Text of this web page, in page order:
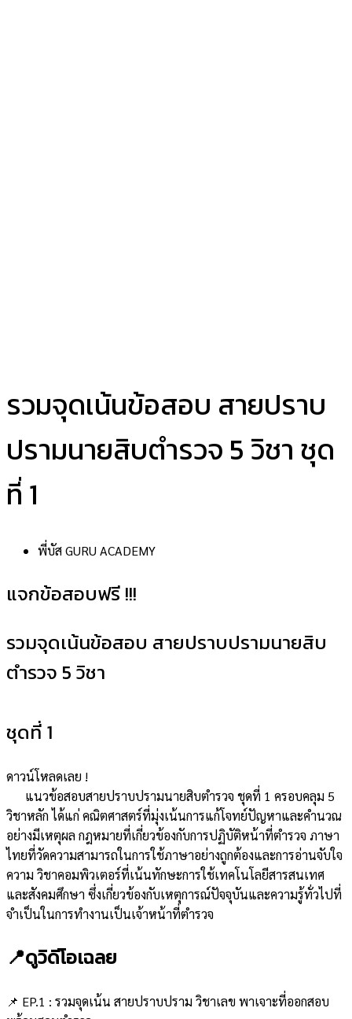
รวมจุดเน้นข้อสอบ สายปราบ
ปรามนายสิบตำรวจ 5 วิชา ชุด
ที่ 1
พี่บัส GURU ACADEMY
แจกข้อสอบฟรี !!!
รวมจุดเน้นข้อสอบ สายปราบปรามนายสิบ
ตำรวจ 5 วิชา
ชุดที่ 1
ดาวน์โหลดเลย !
แนวข้อสอบสายปราบปรามนายสิบตำรวจ ชุดที่ 1 ครอบคลุม 5
วิชาหลัก ได้แก่ คณิตศาสตร์ที่มุ่งเน้นการแก้โจทย์ปัญหาและคำนวณ
อย่างมีเหตุผล กฎหมายที่เกี่ยวข้องกับการปฏิบัติหน้าที่ตำรวจ ภาษา
ไทยที่วัดความสามารถในการใช้ภาษาอย่างถูกต้องและการอ่านจับใจ
ความ วิชาคอมพิวเตอร์ที่เน้นทักษะการใช้เทคโนโลยีสารสนเทศ
และสังคมศึกษา ซึ่งเกี่ยวข้องกับเหตุการณ์ปัจจุบันและความรู้ทั่วไปที่
จำเป็นในการทำงานเป็นเจ้าหน้าที่ตำรวจ
📍ดูวิดีโอเฉลย
📌 EP.1 : รวมจุดเน้น สายปราบปราม วิชาเลข พาเจาะที่ออกสอบ